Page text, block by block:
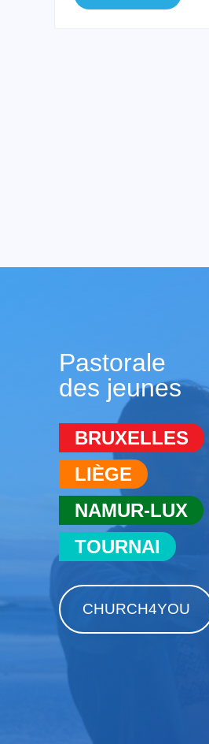
Pastorale
des jeunes
BRUXELLES
LIÈGE
NAMUR-LUX
TOURNAI
CHURCH4YOU